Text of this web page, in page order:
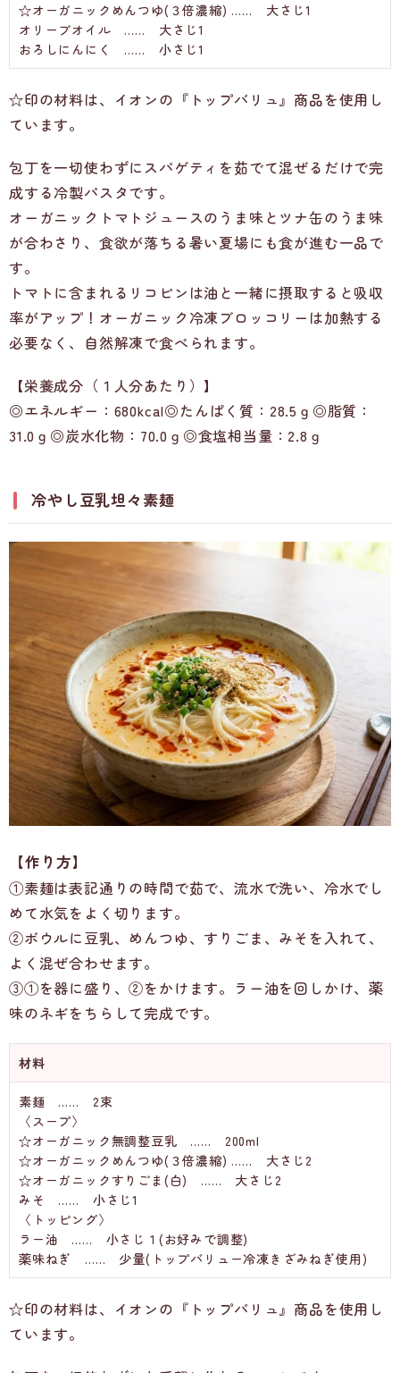
☆オーガニックめんつゆ(３倍濃縮) …… 大さじ1
オリーブオイル …… 大さじ1
おろしにんにく …… 小さじ1
☆印の材料は、イオンの『トップバリュ』商品を使用し
ています。
包丁を一切使わずにスパゲティを茹でて混ぜるだけで完
成する冷製パスタです。
オーガニックトマトジュースのうま味とツナ缶のうま味
が合わさり、食欲が落ちる暑い夏場にも食が進む一品で
す。
トマトに含まれるリコピンは油と一緒に摂取すると吸収
率がアップ！オーガニック冷凍ブロッコリーは加熱する
必要なく、自然解凍で食べられます。
【栄養成分（１人分あたり）】
◎エネルギー：680kcal◎たんぱく質：28.5ｇ◎脂質：
31.0ｇ◎炭水化物：70.0ｇ◎食塩相当量：2.8ｇ
冷やし豆乳坦々素麺
【作り方】
①素麺は表記通りの時間で茹で、流水で洗い、冷水でし
めて水気をよく切ります。
②ボウルに豆乳、めんつゆ、すりごま、みそを入れて、
よく混ぜ合わせます。
③①を器に盛り、②をかけます。ラー油を回しかけ、薬
味のネギをちらして完成です。
材料
素麺 …… 2束
〈スープ〉
☆オーガニック無調整豆乳 …… 200ml
☆オーガニックめんつゆ(３倍濃縮) …… 大さじ2
☆オーガニックすりごま(白) …… 大さじ2
みそ …… 小さじ1
〈トッピング〉
ラー油 …… 小さじ１(お好みで調整)
薬味ねぎ …… 少量(トップバリュー冷凍きざみねぎ使用)
☆印の材料は、イオンの『トップバリュ』商品を使用し
ています。